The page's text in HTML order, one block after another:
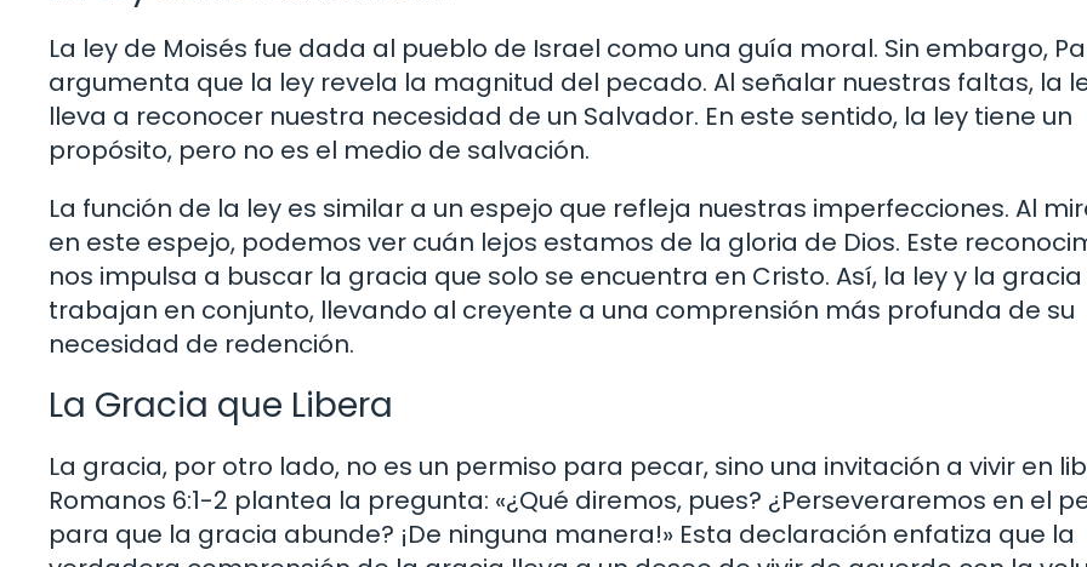
La ley de Moisés fue dada al pueblo de Israel como una guía moral. Sin embargo,
argumenta que la ley revela la magnitud del pecado. Al señalar nuestras faltas, la
lleva a reconocer nuestra necesidad de un Salvador. En este sentido, la ley tiene un
propósito, pero no es el medio de salvación.
La función de la ley es similar a un espejo que refleja nuestras imperfecciones. Al
en este espejo, podemos ver cuán lejos estamos de la gloria de Dios. Este
nos impulsa a buscar la gracia que solo se encuentra en Cristo. Así, la ley y la gracia
trabajan en conjunto, llevando al creyente a una comprensión más profunda de su
necesidad de redención.
La Gracia que Libera
La gracia, por otro lado, no es un permiso para pecar, sino una invitación a vivir en
Romanos 6:1-2 plantea la pregunta: «¿Qué diremos, pues? ¿Perseveraremos en el
para que la gracia abunde? ¡De ninguna manera!» Esta declaración enfatiza que la